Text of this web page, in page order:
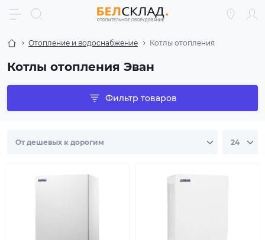
Отопление и водоснабжение Котлы отопления
Котлы отопления Эван
Фильтр товаров